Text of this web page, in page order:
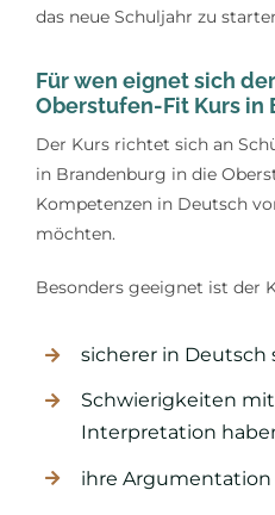
das neue Schuljahr zu
Für wen eignet sich
Oberstufen-Fit Kurs in
Der Kurs richtet sich an
in Brandenburg in die
Kompetenzen in Deutsch
möchten.
Besonders geeignet ist der
sicherer in
Schwierigkeiten
Interpretation
ihre Argumentation